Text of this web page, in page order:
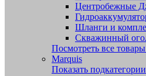
Центробежные
Шланги и
Скважинный
Посмотреть все товары
Marquis
Показать подкатегории